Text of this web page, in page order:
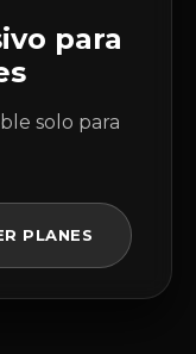
para
solo para
PLANES